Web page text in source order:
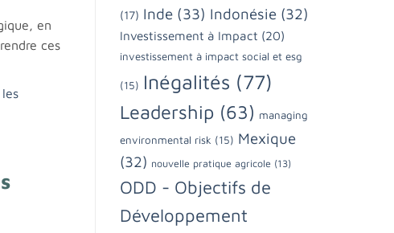
en
ces
les
(17) Inde (33) Indonésie (32)
Investissement à Impact (20)
investissement à impact social et esg
(15) Inégalités (77)
Leadership (63) managing
environmental risk (15) Mexique
(32) nouvelle pratique agricole (13)
ODD - Objectifs de
Développement